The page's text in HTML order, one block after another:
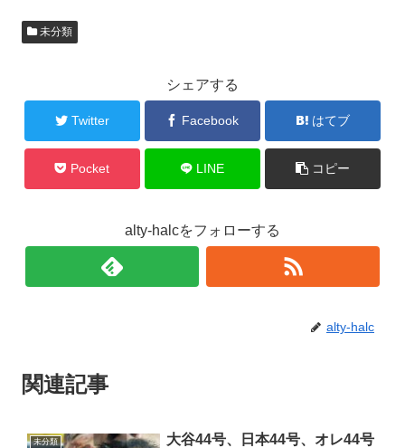
未分類
シェアする
Twitter Facebook はてブ
Pocket LINE コピー
alty-halcをフォローする
alty-halc
関連記事
未分類
大谷44号、日本44号、オレ44号